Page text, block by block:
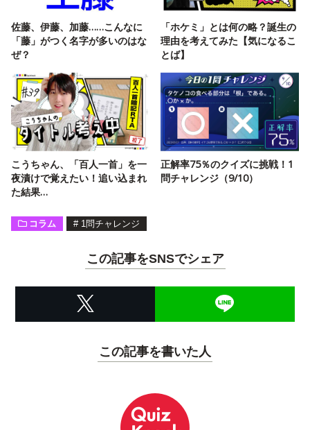
佐藤、伊藤、加藤……こんなに
「藤」がつく名字が多いのはな
ぜ？
「ホケミ」とは何の略？誕生の
理由を考えてみた【気になるこ
とば】
こうちゃん、「百人一首」を一
夜漬けで覚えたい！追い込まれ
た結果…
正解率75％のクイズに挑戦！1
問チャレンジ（9/10）
コラム # 1問チャレンジ
この記事をSNSでシェア
この記事を書いた人